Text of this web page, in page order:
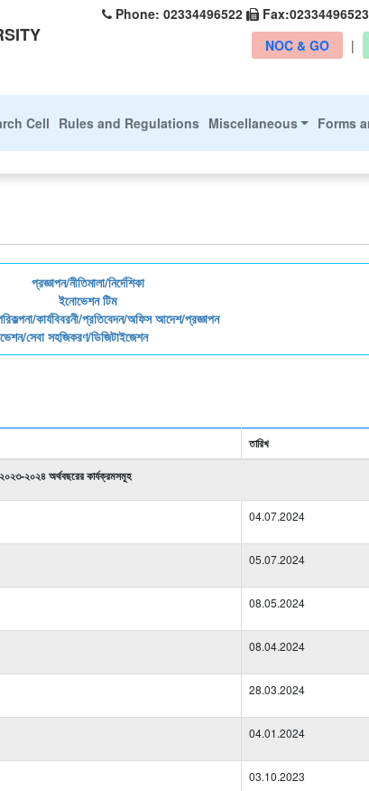
Phone: 02334496522 Fax:02334496523
NOC & GO
|
Cell Rules and Regulations Miscellaneous Forms
প্রজ্ঞাপন/নীতিমালা/নির্দেশিকা
ইনোভেশন টিম
কার্যবিবরনী/প্রতিবেদন/অফিস আদেশ/প্রজ্ঞাপন
সেবা সহজিকরণ/ডিজিটাইজেশন
তারিখ
২০২৩-২০২৪ অর্থবছরের কার্যক্রমসমূহ
04.07.2024
05.07.2024
08.05.2024
08.04.2024
28.03.2024
04.01.2024
03.10.2023